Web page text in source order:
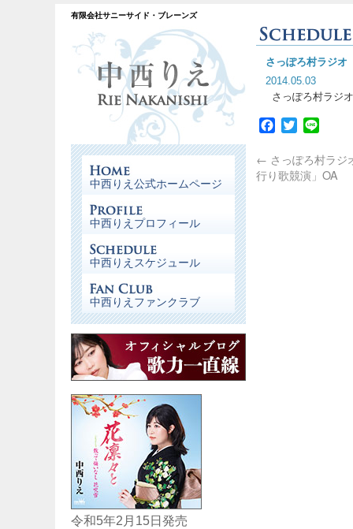
有限会社サニーサイド・ブレーンズ
さっぽろ村ラジオ
2014.05.03
さっぽろ村ラジ
Facebook
Twitter
← さっぽろ村ラジ
行り歌競演」OA
中西りえ公式ホームページ
中西りえプロフィール
中西りえスケジュール
中西りえファンクラブ
令和5年2月15日発売